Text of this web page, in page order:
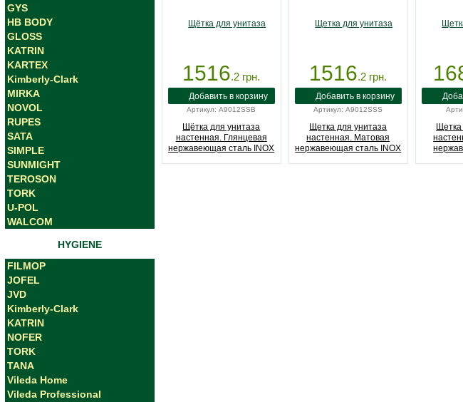
GYS
HB BODY
GLOSS
KATRIN
KARTEX
Kimberly-Clark
MIRKA
NOVOL
RUPES
SATA
SIMPLE
SUNMIGHT
TEROSON
TORK
U-POL
WALCOM
HYGIENE
FILMOP
JOFEL
JVD
Kimberly-Clark
KATRIN
NOFER
TORK
TANA
Vileda Home
Vileda Professional
1516.2 грн.
Артикул: A9012SSB
Щётка для унитаза
настенная. Глянцевая
нержавеющая сталь INOX
1516.2 грн.
Артикул: A9012SSS
Щетка для унитаза
настенная. Матовая
нержавеющая сталь INOX